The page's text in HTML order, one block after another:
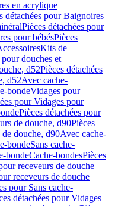
en acrylique
détachées pour Baignoires
Pièces détachées pour
pour bébésPièces
Kits de
douches et
d52Pièces détachées
d52Avec cache-
bondeVidages pour
pour Vidages pour
Pièces détachées pour
de douche, d90Pièces
de douche, d90Avec cache-
bondeSans cache-
bondeCache-bondesPièces
receveurs de douche
receveurs de douche
pour Sans cache-
détachées pour Vidages